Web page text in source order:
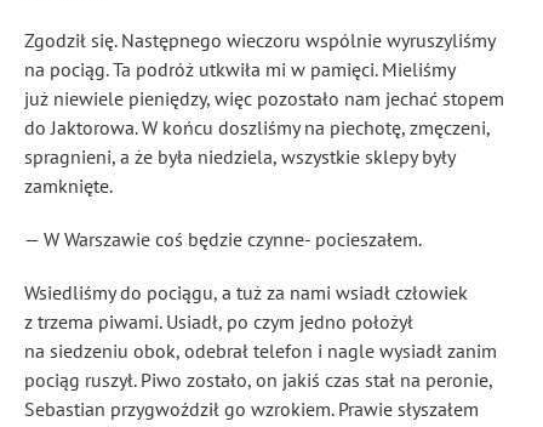
Zgodził się. Następnego wieczoru wspólnie wyruszyliśmy
na pociąg. Ta podróż utkwiła mi w pamięci. Mieliśmy
już niewiele pieniędzy, więc pozostało nam jechać stopem
do Jaktorowa. W końcu doszliśmy na piechotę, zmęczeni,
spragnieni, a że była niedziela, wszystkie sklepy były
zamknięte.
— W Warszawie coś będzie czynne- pocieszałem.
Wsiedliśmy do pociągu, a tuż za nami wsiadł człowiek
z trzema piwami. Usiadł, po czym jedno położył
na siedzeniu obok, odebrał telefon i nagle wysiadł zanim
pociąg ruszył. Piwo zostało, on jakiś czas stał na peronie,
Sebastian przygwoździł go wzrokiem. Prawie słyszałem